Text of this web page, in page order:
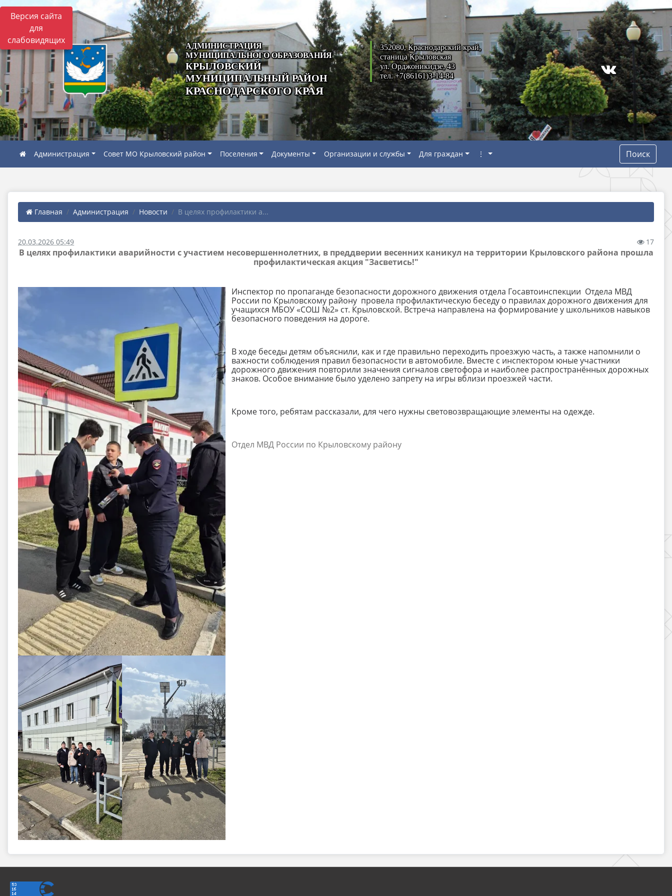
Версия сайта
для
слабовидящих
АДМИНИСТРАЦИЯ
МУНИЦИПАЛЬНОГО ОБРАЗОВАНИЯ
КРЫЛОВСКИЙ
МУНИЦИПАЛЬНЫЙ РАЙОН
КРАСНОДАРСКОГО КРАЯ
352080, Краснодарский край,
станица Крыловская
ул. Орджоникидзе, 43
тел. +7(86161)3-14-84
Администрация Совет МО Крыловский район Поселения Документы Организации и службы Для граждан ⋮ Поиск
Главная Администрация Новости В целях профилактики а...
20.03.2026 05:49 17
В целях профилактики аварийности с участием несовершеннолетних, в преддверии весенних каникул на территории Крыловского района прошла
профилактическая акция "Засветись!"
Инспектор по пропаганде безопасности дорожного движения отдела Госавтоинспекции Отдела МВД
России по Крыловскому району провела профилактическую беседу о правилах дорожного движения для
учащихся МБОУ «СОШ №2» ст. Крыловской. Встреча направлена на формирование у школьников навыков
безопасного поведения на дороге.
В ходе беседы детям объяснили, как и где правильно переходить проезжую часть, а также напомнили о
важности соблюдения правил безопасности в автомобиле. Вместе с инспектором юные участники
дорожного движения повторили значения сигналов светофора и наиболее распространённых дорожных
знаков. Особое внимание было уделено запрету на игры вблизи проезжей части.
Кроме того, ребятам рассказали, для чего нужны световозвращающие элементы на одежде.
Отдел МВД России по Крыловскому району